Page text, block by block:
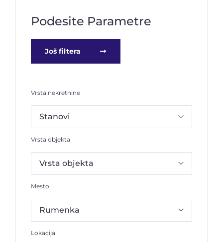
Podesite Parametre
Još filtera
Vrsta nekretnine
Vrsta objekta
Mesto
Lokacija